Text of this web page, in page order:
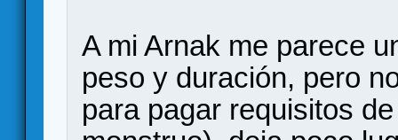
A mi Arnak me parece
peso y duración, pero
para pagar requisitos